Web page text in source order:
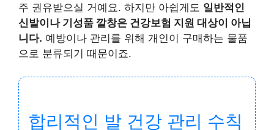
주 권유받으실 거예요. 하지만 아쉽게도 일반적인
신발이나 기성품 깔창은 건강보험 지원 대상이 아닙
니다. 예방이나 관리를 위해 개인이 구매하는 물품
으로 분류되기 때문이죠.
합리적인 발 건강 관리 수칙